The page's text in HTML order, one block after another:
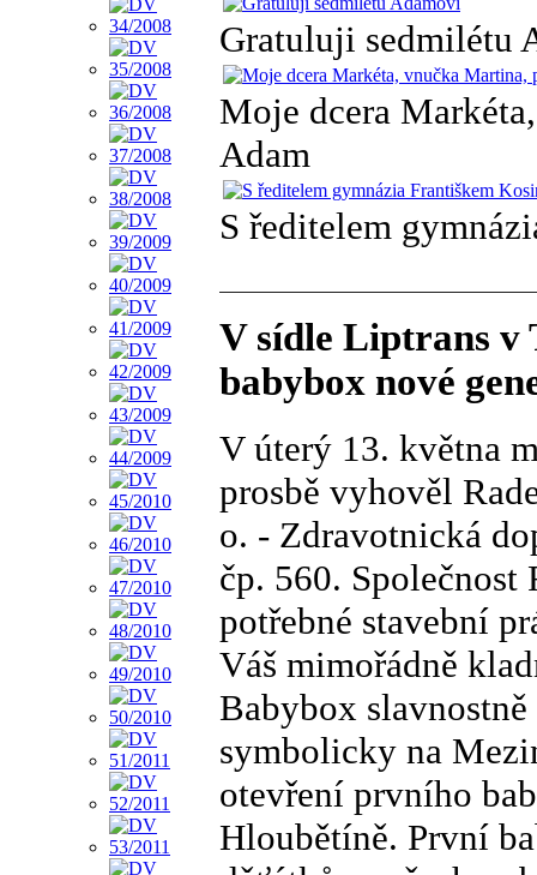
Gratuluji sedmilétu
Moje dcera
Adam
S ředitelem
V sídle Liptrans v
babybox nové
V úterý 13. května
prosbě vyhověl
o. - Zdravotnická
čp. 560. Společnost
potřebné stavební
Váš mimořádně
Babybox
symbolicky na
otevření prvního
Hloubětíně. První